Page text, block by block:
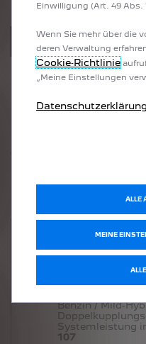
Motorisierung
Hybrid,
Benzin / Mild-
Systemleistung
107
Einwilligung (Art. 49 Abs.
Wenn Sie mehr über die
deren Verwaltung
Cookie‑Richtlinie
„Meine Einstellungen
Datenschutzerklärung
MEINE
ALLE